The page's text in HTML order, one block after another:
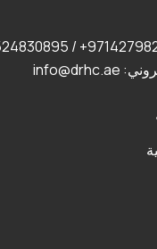
/
info@drhc.ae